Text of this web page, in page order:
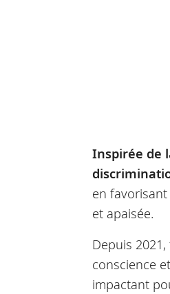
Inspirée de
en
et apaisée.
Depuis
conscience
impactant